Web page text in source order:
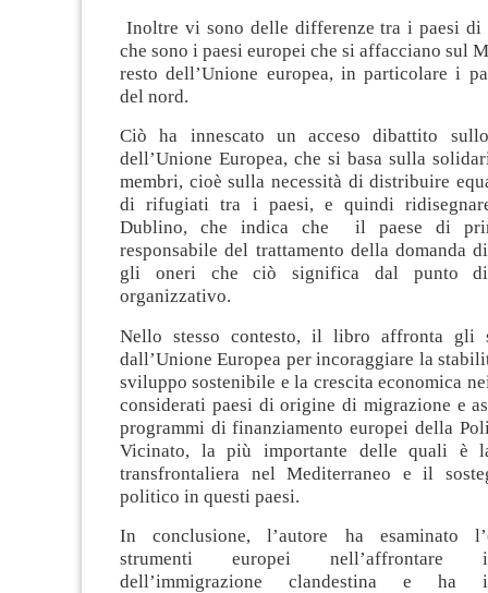
Inoltre vi sono delle differenze tra i paesi di
che sono i paesi europei che si affacciano sul
resto dell’Unione europea, in particolare i
del nord.
Ciò ha innescato un acceso dibattito
dell’Unione Europea, che si basa sulla
membri, cioè sulla necessità di distribuire
di rifugiati tra i paesi, e quindi
Dublino, che indica che il paese di
responsabile del trattamento della domanda
gli oneri che ciò significa dal punto
organizzativo.
Nello stesso contesto, il libro affronta gli
dall’Unione Europea per incoraggiare la
sviluppo sostenibile e la crescita economica
considerati paesi di origine di migrazione e
programmi di finanziamento europei della
Vicinato, la più importante delle quali è
transfrontaliera nel Mediterraneo e il
politico in questi paesi.
In conclusione, l’autore ha esaminato
strumenti europei nell’affrontare
dell’immigrazione clandestina e ha